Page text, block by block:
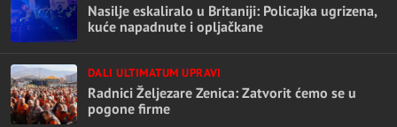
Nasilje eskaliralo u Britaniji: Policajka ugrizena,
kuće napadnute i opljačkane
DALI ULTIMATUM UPRAVI
Radnici Željezare Zenica: Zatvorit ćemo se u
pogone firme